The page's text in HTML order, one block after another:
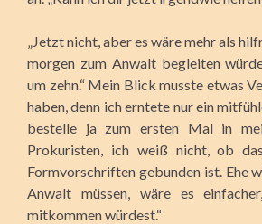
„Jetzt nicht, aber es wäre mehr als
morgen zum Anwalt begleiten
um zehn.“ Mein Blick musste etwas
haben, denn ich erntete nur ein
bestelle ja zum ersten Mal in
Prokuristen, ich weiß nicht, ob
Formvorschriften gebunden ist. Ehe
Anwalt müssen, wäre es
mitkommen würdest.“